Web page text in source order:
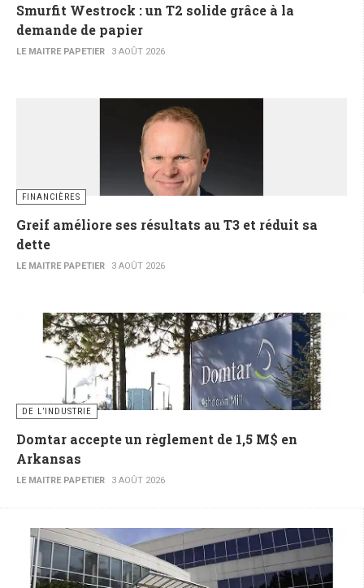
Smurfit Westrock : un T2 solide grâce à la
demande de papier
LE MAITRE PAPETIER 3 AOÛT 2026
FINANCIÈRES
Greif améliore ses résultats au T3 et réduit sa
dette
LE MAITRE PAPETIER 3 AOÛT 2026
DE L’INDUSTRIE
Domtar accepte un règlement de 1,5 M$ en
Arkansas
LE MAITRE PAPETIER 3 AOÛT 2026